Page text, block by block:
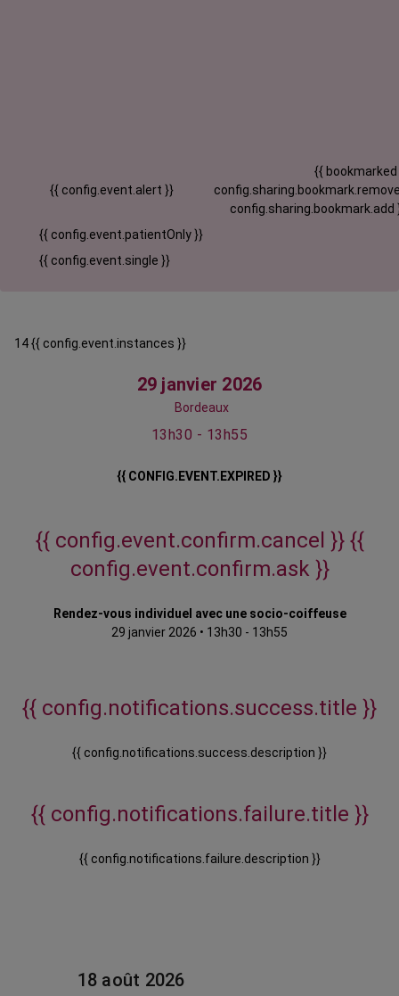
{{ config.event.alert }}
{{ bookmarked
config.sharing.bookmark.add
{{ config.event.patientOnly }}
{{ config.event.single }}
14 {{ config.event.instances }}
29 janvier 2026
Bordeaux
13h30 - 13h55
{{ CONFIG.EVENT.EXPIRED }}
{{ config.event.confirm.cancel }} {{
config.event.confirm.ask }}
Rendez-vous individuel avec une socio-coiffeuse
29 janvier 2026 • 13h30 - 13h55
{{ config.notifications.success.title }}
{{ config.notifications.success.description }}
{{ config.notifications.failure.title }}
{{ config.notifications.failure.description }}
18 août 2026